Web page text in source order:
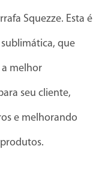
Squezze. Esta é
que
melhor
seu cliente,
e melhorando